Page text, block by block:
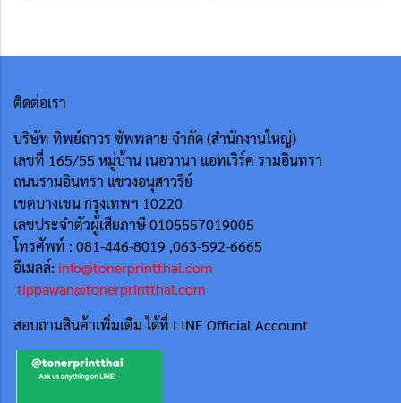
ติดต่อเรา
บริษัท ทิพย์ถาวร ซัพพลาย จำกัด (สำนักงานใหญ่)
เลขที่ 165/55 หมู่บ้าน เนอวานา แอทเวิร์ค รามอินทรา
ถนนรามอินทรา แขวงอนุสาวรีย์
เขตบางเขน กรุงเทพฯ 10220
เลขประจำตัวผู้เสียภาษี 0105557019005
โทรศัพท์ : 081-446-8019 ,063-592-6665
อีเมลล์: info@tonerprintthai.com
tippawan@tonerprintthai.com
สอบถามสินค้าเพิ่มเติม ได้ที่ LINE Official Account